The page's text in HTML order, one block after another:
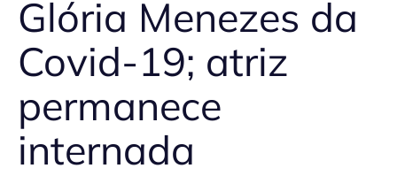
Glória Menezes da
Covid-19; atriz
permanece
internada